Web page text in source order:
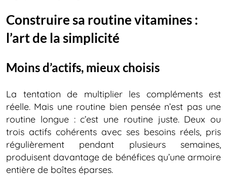
Construire sa routine vitamines :
l’art de la simplicité
Moins d’actifs, mieux choisis
La tentation de multiplier les compléments est
réelle. Mais une routine bien pensée n’est pas une
routine longue : c’est une routine juste. Deux ou
trois actifs cohérents avec ses besoins réels, pris
régulièrement pendant plusieurs semaines,
produisent davantage de bénéfices qu’une armoire
entière de boîtes éparses.